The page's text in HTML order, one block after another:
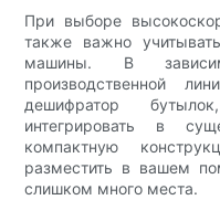
При выборе
также важно
машины. В
производственной
дешифратор
интегрировать в
компактную
разместить в вашем
слишком много места.